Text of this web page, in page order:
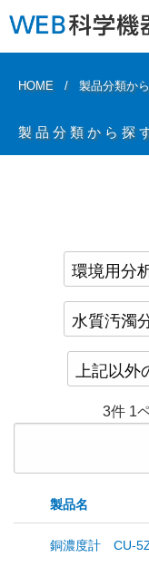
HOME 製品分類か
製品分類から探
3件 1
製品名
銅濃度計 CU-